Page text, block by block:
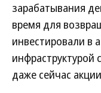
зарабатывания
время для
инвестировали в
инфраструктурой
даже сейчас